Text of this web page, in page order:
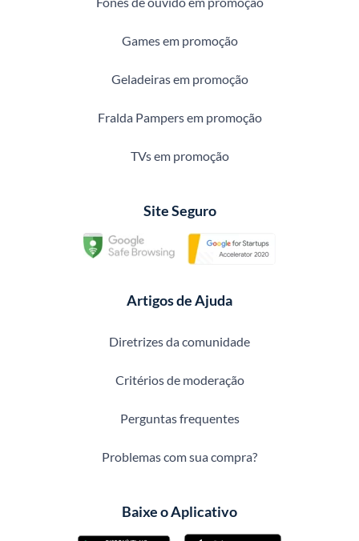
Games em promoção
Geladeiras em promoção
Fralda Pampers em promoção
TVs em promoção
Site Seguro
Artigos de Ajuda
Diretrizes da comunidade
Critérios de moderação
Perguntas frequentes
Problemas com sua compra?
Baixe o Aplicativo